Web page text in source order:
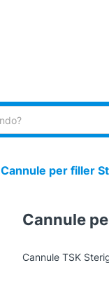
Cannule per filler
Cannule
Cannule TSK